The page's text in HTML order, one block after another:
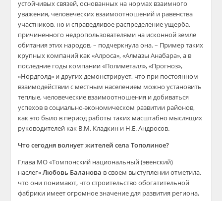
устойчивых связей, основанных на нормах взаимного
уважения, человеческих взаимоотношений и равенства
участников, но и справедливое распределение ущерба,
причиненного недропользователями на исконной земле
обитания этих народов, – подчеркнула она. – Пример таких
крупных компаний как «Алроса», «Алмазы Анабара», а в
последние годы компании «Полиметалл», «Прогноз»,
«Нордголд» и других демонстрирует, что при постоянном
взаимодействии с местным населением можно установить
теплые, человеческие взаимоотношения и добиваться
успехов в социально-экономическом развитии районов,
как это было в период работы таких масштабно мыслящих
руководителей как В.М. Кладкин и Н.Е. Андросов.
Что сегодня волнует жителей села Тополиное?
Глава МО «Томпонский национальный (эвенский)
наслег»Любовь Баланова в своем выступлении отметила,
что они понимают, что строительство обогатительной
фабрики имеет огромное значение для развития региона,